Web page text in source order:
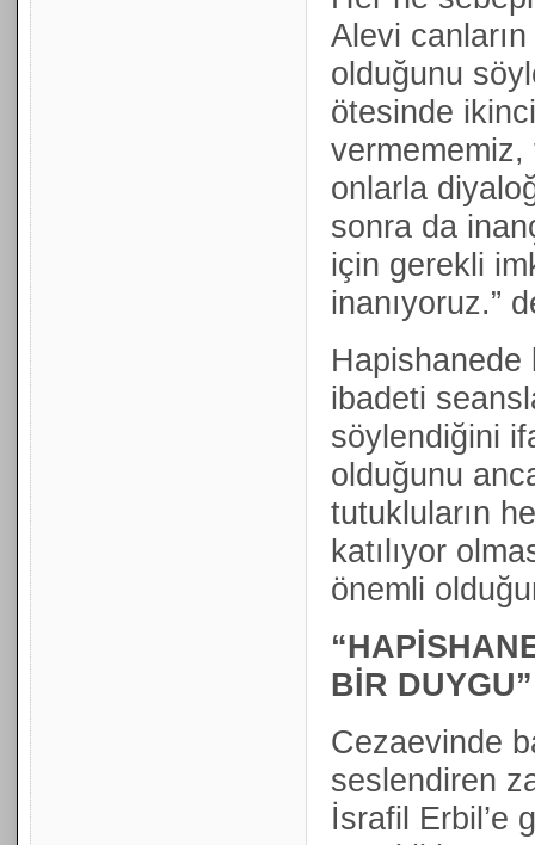
Alevi
olduğunu
ötesinde
onlarla
sonra da
için gerekli
inanıyoruz.”
Hapishanede
ibadeti
söylendiğini
olduğunu
tutukluların
katılıyor
önemli
BİR DUYGU”
Cezaevinde
seslendiren
İsrafil Erbil’e